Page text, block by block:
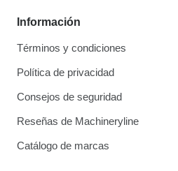
Información
Términos y condiciones
Política de privacidad
Consejos de seguridad
Reseñas de Machineryline
Catálogo de marcas